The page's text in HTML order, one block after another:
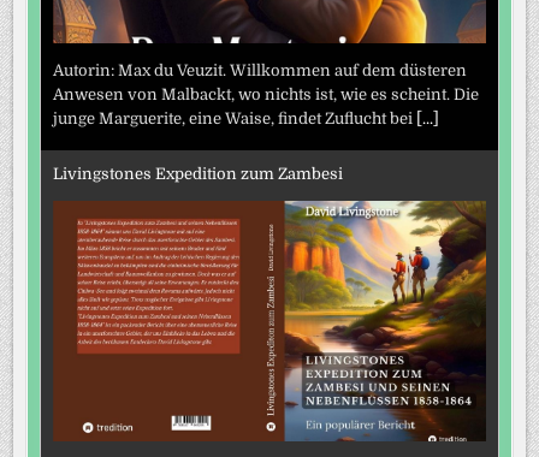
Autorin: Max du Veuzit. Willkommen auf dem düsteren
Anwesen von Malbackt, wo nichts ist, wie es scheint. Die
junge Marguerite, eine Waise, findet Zuflucht bei
[...]
Livingstones Expedition zum Zambesi